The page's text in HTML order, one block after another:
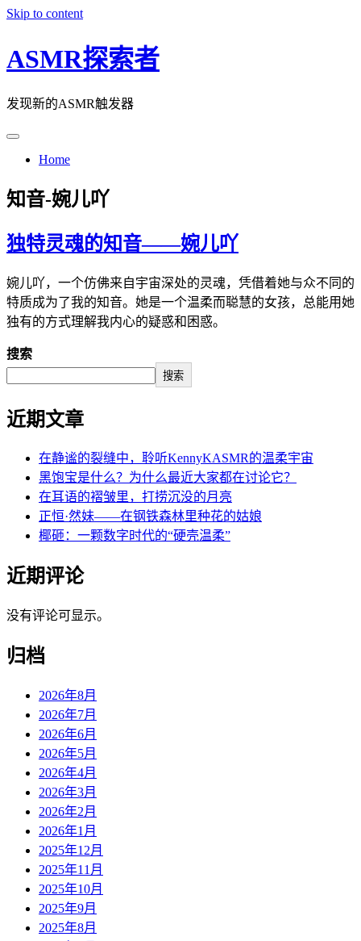
Skip to content
ASMR探索者
发现新的ASMR触发器
Home
知音-婉儿吖
独特灵魂的知音——婉儿吖
婉儿吖，一个仿佛来自宇宙深处的灵魂，凭借着她与众不同的
特质成为了我的知音。她是一个温柔而聪慧的女孩，总能用她
独有的方式理解我内心的疑惑和困惑。
搜索
搜索
近期文章
在静谧的裂缝中，聆听KennyKASMR的温柔宇宙
黑饱宝是什么？为什么最近大家都在讨论它？
在耳语的褶皱里，打捞沉没的月亮
正恒·然妹——在钢铁森林里种花的姑娘
椰砸：一颗数字时代的“硬壳温柔”
近期评论
没有评论可显示。
归档
2026年8月
2026年7月
2026年6月
2026年5月
2026年4月
2026年3月
2026年2月
2026年1月
2025年12月
2025年11月
2025年10月
2025年9月
2025年8月